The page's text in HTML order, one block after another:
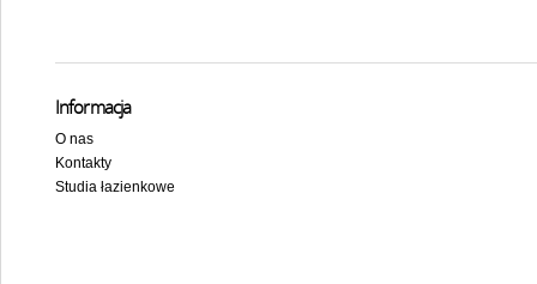
Informacja
O nas
Kontakty
Studia łazienkowe